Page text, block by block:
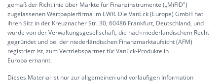
gemäß der Richtlinie über Märkte für Finanzinstrumente („MiFID")
zugelassenen Wertpapierfirma im EWR. Die VanEck (Europe) GmbH hat
ihren Sitz in der Kreuznacher Str. 30, 60486 Frankfurt, Deutschland, und
wurde von der Verwaltungsgesellschaft, die nach niederländischem Recht
gegründet und bei der niederländischen Finanzmarktaufsicht (AFM)
registriert ist, zum Vertriebspartner für VanEck-Produkte in
Europa ernannt.
Dieses Material ist nur zur allgemeinen und vorläufigen Information